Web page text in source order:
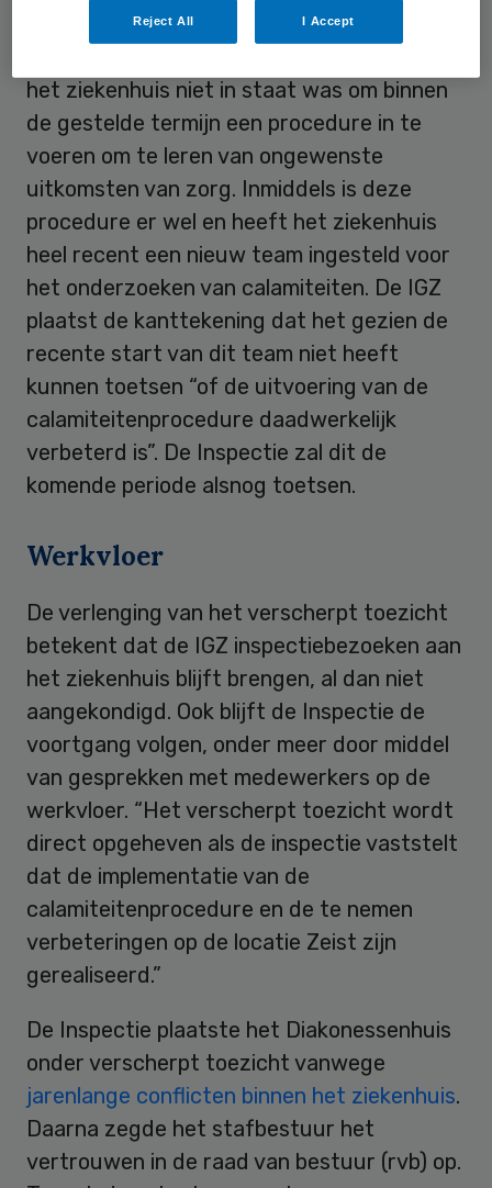
het ziekenhuis niet in staat was om binnen
de gestelde termijn een procedure in te
voeren om te leren van ongewenste
uitkomsten van zorg. Inmiddels is deze
procedure er wel en heeft het ziekenhuis
heel recent een nieuw team ingesteld voor
het onderzoeken van calamiteiten. De IGZ
plaatst de kanttekening dat het gezien de
recente start van dit team niet heeft
kunnen toetsen “of de uitvoering van de
calamiteitenprocedure daadwerkelijk
verbeterd is”. De Inspectie zal dit de
komende periode alsnog toetsen.
Werkvloer
De verlenging van het verscherpt toezicht
betekent dat de IGZ inspectiebezoeken aan
het ziekenhuis blijft brengen, al dan niet
aangekondigd. Ook blijft de Inspectie de
voortgang volgen, onder meer door middel
van gesprekken met medewerkers op de
werkvloer. “Het verscherpt toezicht wordt
direct opgeheven als de inspectie vaststelt
dat de implementatie van de
calamiteitenprocedure en de te nemen
verbeteringen op de locatie Zeist zijn
gerealiseerd.”
De Inspectie plaatste het Diakonessenhuis
onder verscherpt toezicht vanwege
jarenlange conflicten binnen het ziekenhuis.
Daarna zegde het stafbestuur het
vertrouwen in de raad van bestuur (rvb) op.
Reject All I Accept